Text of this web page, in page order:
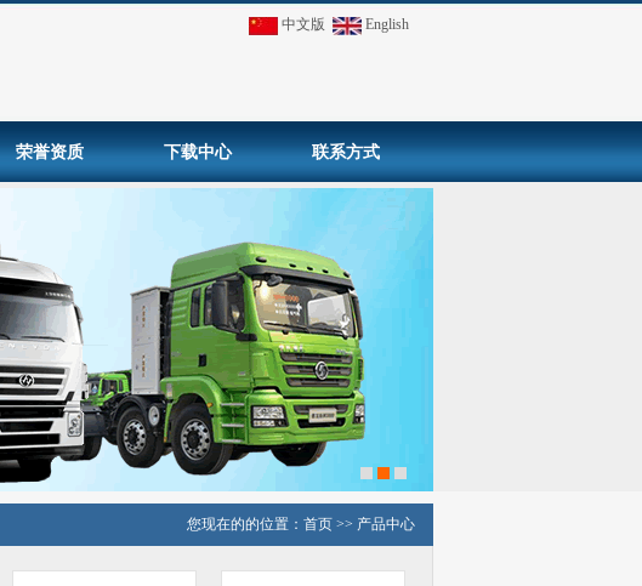
中文版 English
荣誉资质 下载中心 联系方式
您现在的的位置： 首页 >> 产品中心